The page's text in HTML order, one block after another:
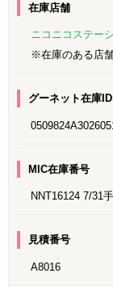
在庫店舗
ニコニコステー
※在庫のある店
グーネット在庫ID
MIC在庫番号
NNT16124 7/31
見積番号
A8016